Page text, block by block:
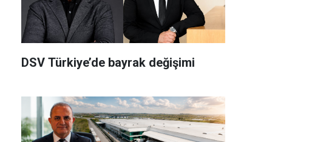
DSV Türkiye’de bayrak değişimi